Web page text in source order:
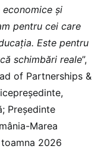
şi
pentru cei care
Este pentru
schimbări reale”,
of Partnerships &
Președinte
Marea
2026